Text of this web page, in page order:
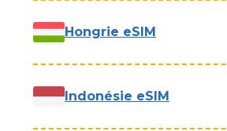
Hongrie eSIM
Indonésie eSIM